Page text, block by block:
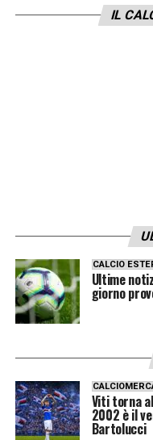
IL
CALCIO
Ultime
giorno
Viti torna
2002 è il
Bartolucci